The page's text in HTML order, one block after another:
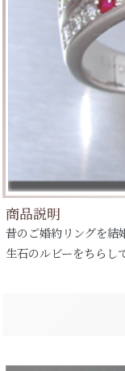
商品説明
昔のご婚約リングを結
生石のルビーをちらし